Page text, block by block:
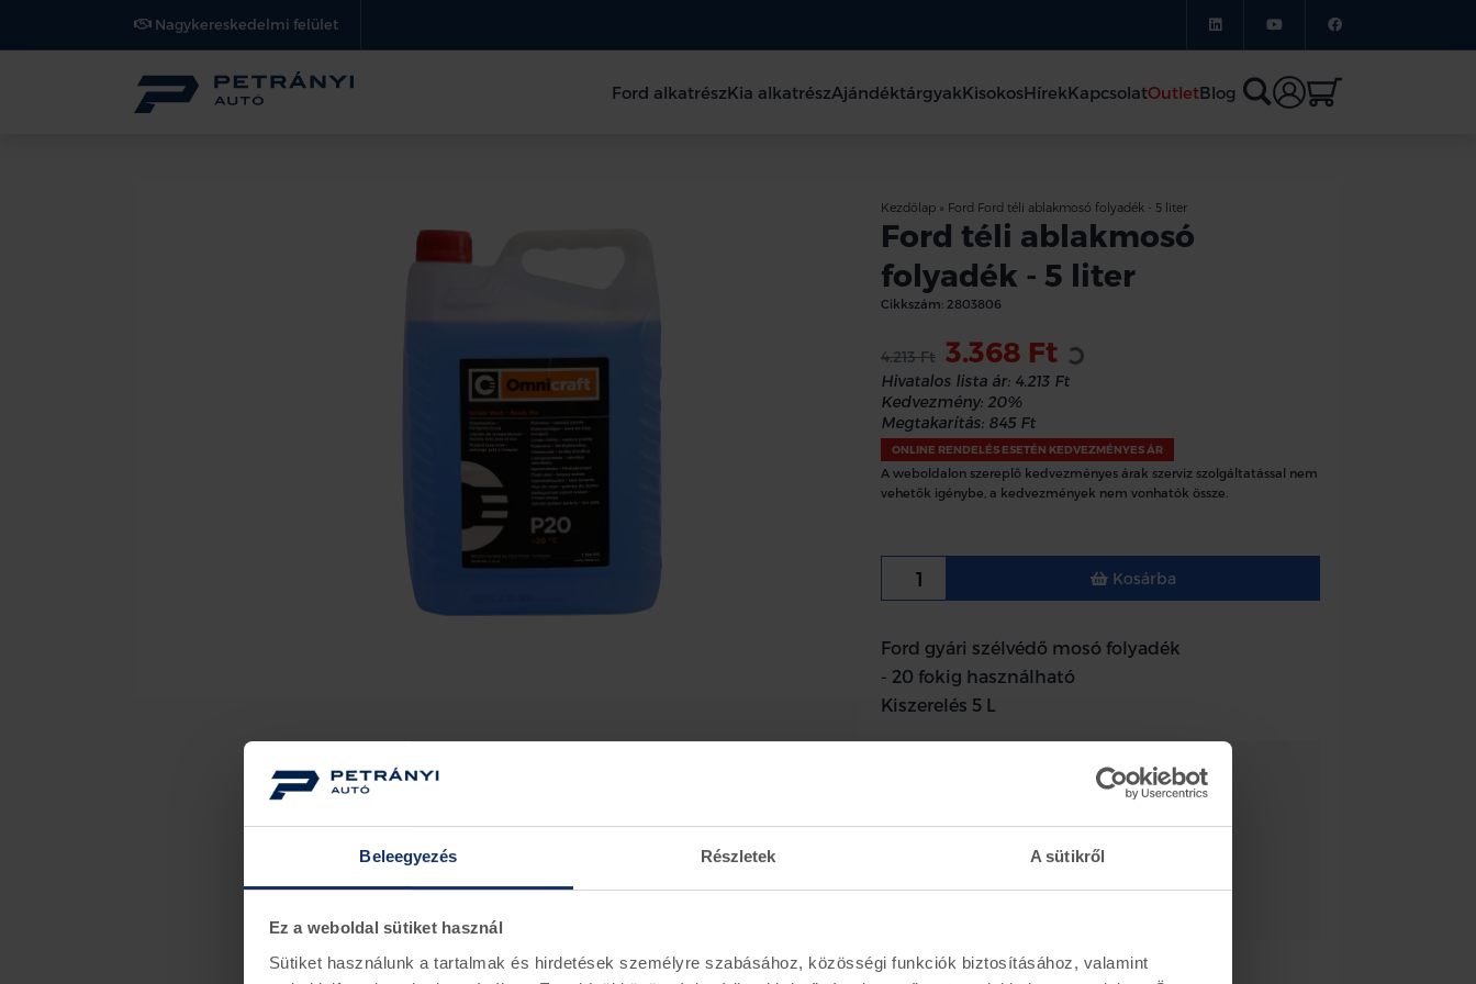
Beleegyezés Részletek A sütikről
Ez a weboldal sütiket használ
Sütiket használunk a tartalmak és hirdetések személyre szabásához, közösségi funkciók biztosításához, valamint
Nagykereskedelmi felület
Ford alkatrészKia alkatrészAjándéktárgyakKisokosHírekKapcsolatOutletBlog
Kezdőlap » Ford Ford téli ablakmosó folyadék - 5 liter
Ford téli ablakmosó
folyadék - 5 liter
Cikkszám: 2803806
4.213 Ft 3.368 Ft Loading...
Hivatalos lista ár: 4.213 Ft
Kedvezmény: 20%
Megtakarítás: 845 Ft
ONLINE RENDELÉS ESETÉN KEDVEZMÉNYES ÁR
A weboldalon szereplő kedvezményes árak szerviz szolgáltatással nem
vehetők igénybe, a kedvezmények nem vonhatók össze.
Kosárba
Ford gyári szélvédő mosó folyadék
- 20 fokig használható
Kiszerelés 5 L
Feltöltött dokumentumok
Biztonságtecnikai adatlap